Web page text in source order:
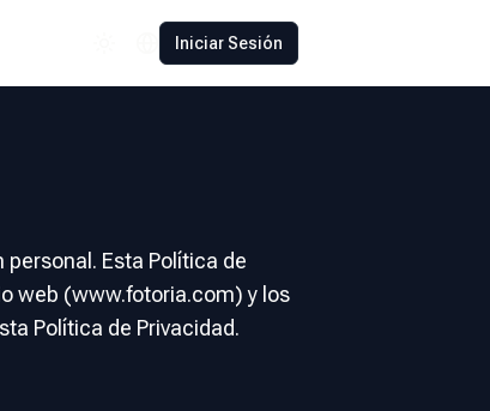
Español
Polski
Türkçe
中文
Iniciar Sesión
Esta Política de
web (www.fotoria.com) y los
Política de Privacidad.